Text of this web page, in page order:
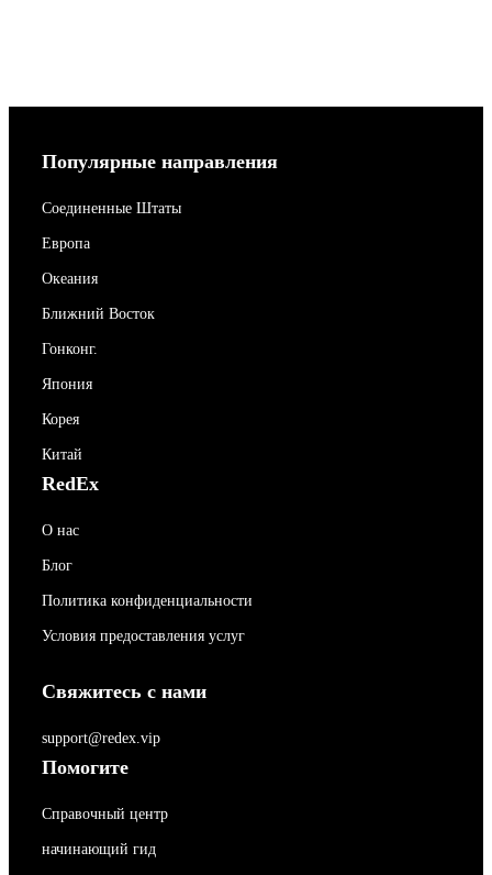
Популярные направления
Соединенные Штаты
Европа
Океания
Ближний Восток
Гонконг.
Япония
Корея
Китай
RedEx
О нас
Блог
Политика конфиденциальности
Условия предоставления услуг
Свяжитесь с нами
support@redex.vip
Помогите
Справочный центр
начинающий гид